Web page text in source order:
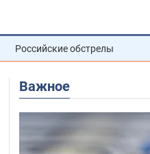
Российские обстрелы
Важное